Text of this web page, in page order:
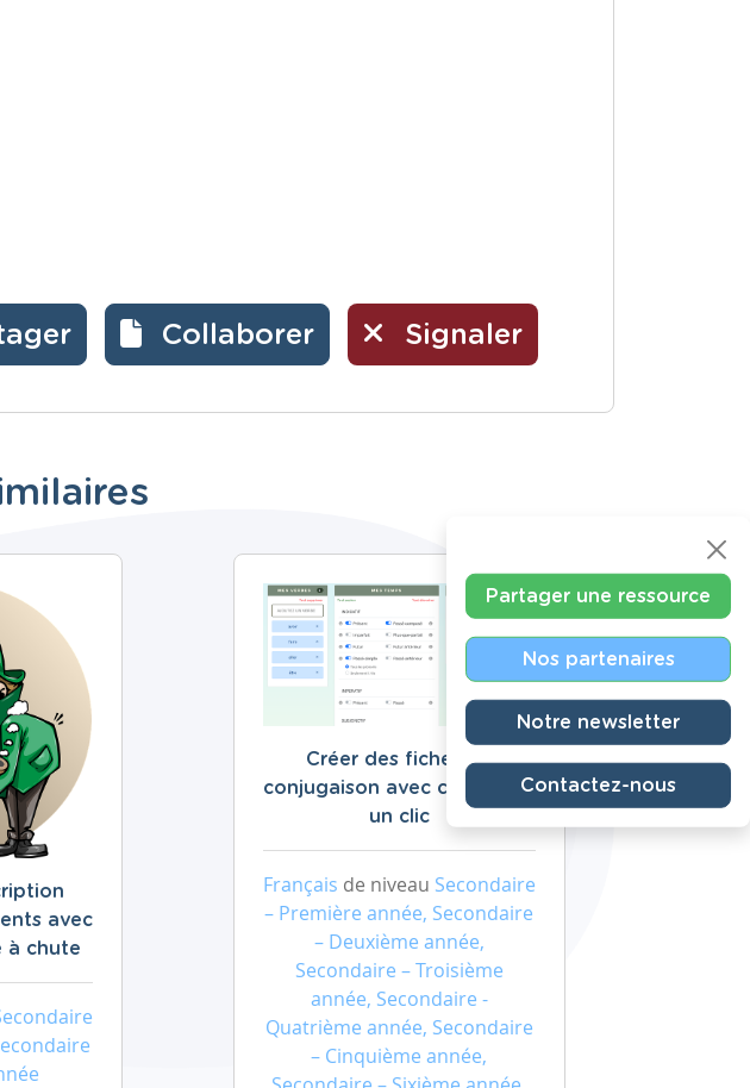
Collaborer Signaler
avec
à chute
Créer des fiches de
conjugaison avec corrigé en
un clic
Français de niveau Secondaire
– Première année, Secondaire
– Deuxième année,
Secondaire – Troisième
année, Secondaire -
Quatrième année, Secondaire
– Cinquième année,
Partager une ressource
Nos partenaires
Notre newsletter
Contactez-nous